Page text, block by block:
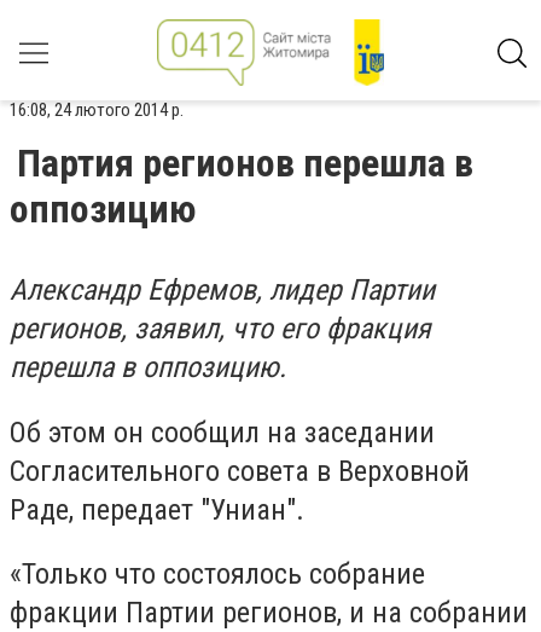
16:08, 24 лютого 2014 р.
Партия регионов перешла в
оппозицию
Александр Ефремов, лидер Партии
регионов, заявил, что его фракция
перешла в оппозицию.
Об этом он сообщил на заседании
Согласительного совета в Верховной
Раде, передает "Униан".
«Только что состоялось собрание
фракции Партии регионов, и на собрании